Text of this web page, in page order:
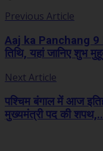
Previous Article
Aaj ka Panchang 9
तिथि, यहां जानिए शुभ
Next Article
पश्चिम बंगाल में आज
मुख्यमंत्री पद की